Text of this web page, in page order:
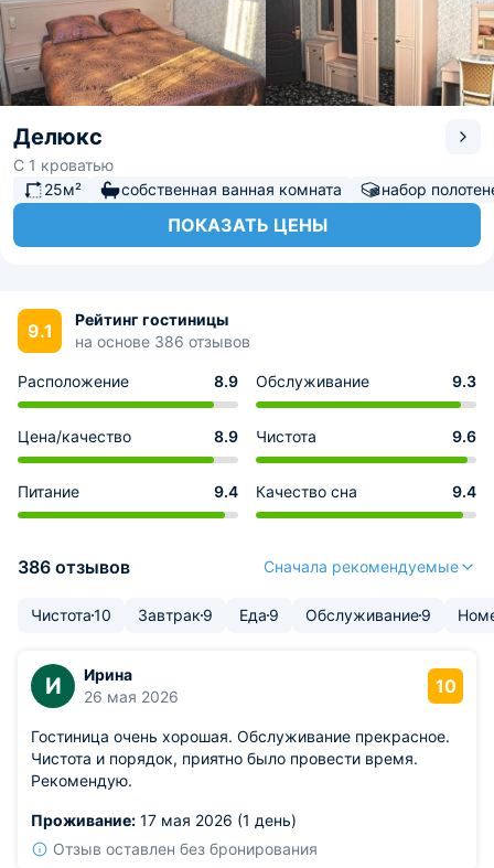
Делюкс
C 1 кроватью
25м²
собственная ванная комната набор
ПОКАЗАТЬ ЦЕНЫ
9.1
Рейтинг гостиницы
на основе 386 отзывов
Расположение 8.9 Обслуживание 9.3
Цена/качество 8.9 Чистота 9.6
Питание 9.4 Качество сна 9.4
386 отзывов Сначала рекомендуемые
Чистота10 Завтрак 9 Еда 9 Обслуживание9
И
Ирина
26 мая 2026
10
Гостиница очень хорошая. Обслуживание прекрасное.
Чистота и порядок, приятно было провести время.
Рекомендую.
Проживание: 17 мая 2026 (1 день)
Отзыв оставлен без бронирования